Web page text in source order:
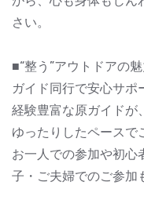
さい。
■“整う”アウトドアの魅
ガイド同行で安心サポ
経験豊富な原ガイドが
ゆったりしたペースで
お一人での参加や初心
子・ご夫婦でのご参加